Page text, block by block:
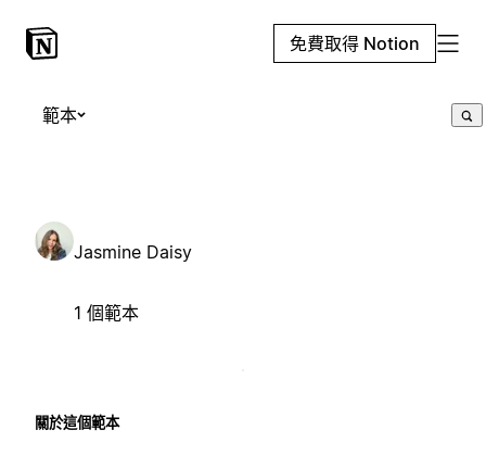
免費取得 Notion
範本
Jasmine Daisy
1 個範本
關於這個範本